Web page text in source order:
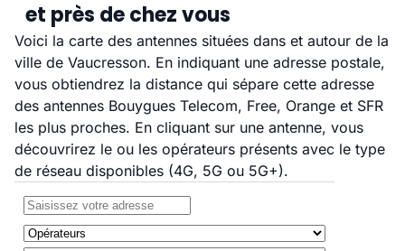
et près de chez vous
Voici la carte des antennes situées dans et autour de la
ville de Vaucresson. En indiquant une adresse postale,
vous obtiendrez la distance qui sépare cette adresse
des antennes Bouygues Telecom, Free, Orange et SFR
les plus proches. En cliquant sur une antenne, vous
découvrirez le ou les opérateurs présents avec le type
de réseau disponibles (4G, 5G ou 5G+).